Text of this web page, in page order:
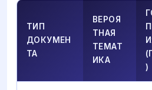
ТИП
ДОКУМЕН
ТА
ВЕРОЯ
ТНАЯ
ТЕМАТ
ИКА
)